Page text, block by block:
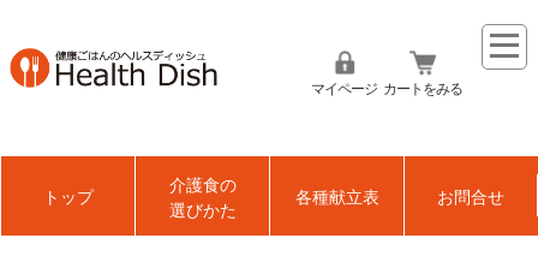
マイページ カートをみる
トップ
介護食の
選びかた
各種献立表 お問合せ